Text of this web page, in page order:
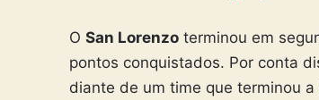
O San Lorenzo terminou em
pontos conquistados. Por conta
diante de um time que terminou a